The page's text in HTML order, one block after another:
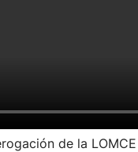
de la LOMCE